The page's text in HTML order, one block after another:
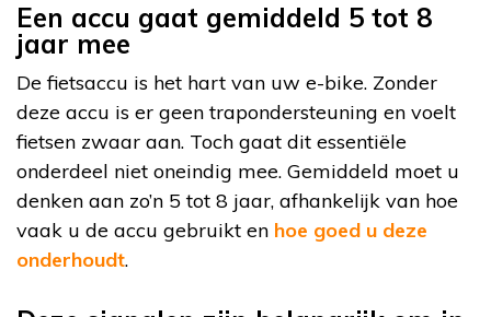
Een accu gaat gemiddeld 5 tot 8
jaar mee
De fietsaccu is het hart van uw e-bike. Zonder
deze accu is er geen trapondersteuning en voelt
fietsen zwaar aan. Toch gaat dit essentiële
onderdeel niet oneindig mee. Gemiddeld moet u
denken aan zo’n 5 tot 8 jaar, afhankelijk van hoe
vaak u de accu gebruikt en hoe goed u deze
onderhoudt.